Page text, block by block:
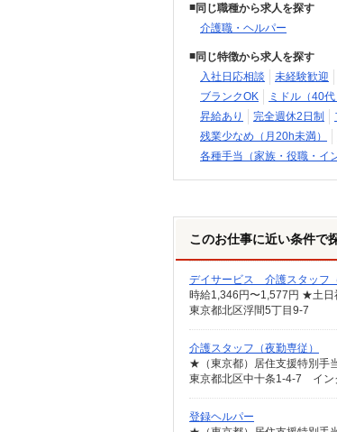
同じ職種から求人を探す
介護職・ヘルパー
同じ特徴から求人を探す
入社日応相談
未経験歓迎
ブランクOK
ミドル（40
昇給あり
完全週休2日制
残業少なめ（月20h未満）
各種手当（家族・役職・イ
このお仕事に近い条件で
デイサービス 介護スタッフ
時給1,346円〜1,577円 ★土日
東京都北区浮間5丁目9-7
介護スタッフ（夜勤専従）
東京都北区中十条1-4-7 イン
登録ヘルパー